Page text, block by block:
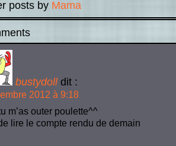
posts by Mama
bustydoll dit :
2012 à 9:18
m’as outer poulette^^
lire le compte rendu de demain